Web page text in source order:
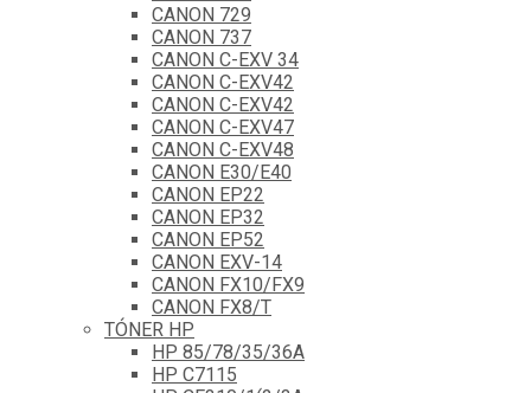
CANON 729
CANON 737
CANON C-EXV 34
CANON C-EXV42
CANON C-EXV42
CANON C-EXV47
CANON C-EXV48
CANON E30/E40
CANON EP22
CANON EP32
CANON EP52
CANON EXV-14
CANON FX10/FX9
CANON FX8/T
TÓNER HP
HP 85/78/35/36A
HP C7115